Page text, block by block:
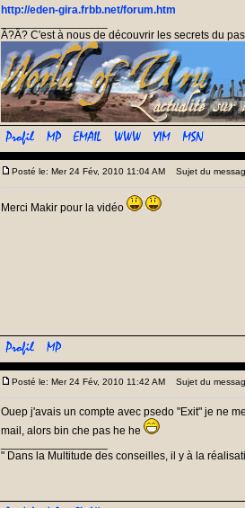
http://eden-gira.frbb.net/forum.htm
Â?Â? C'est à nous de découvrir les secrets du
Posté le: Mer 24 Fév, 2010 11:04 AM Sujet du
Merci Makir pour la vidéo
Posté le: Mer 24 Fév, 2010 11:42 AM Sujet du
Ouep j'avais un compte avec psedo "Exit" je ne
mail, alors bin che pas he he
" Dans la Multitude des conseilles, il y à la